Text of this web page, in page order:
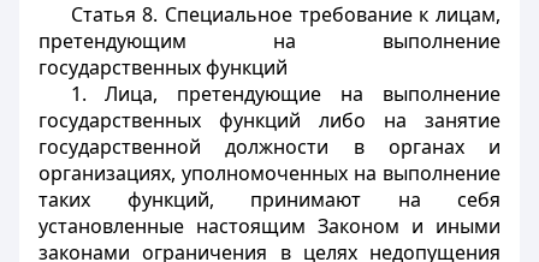
Статья 8. Специальное требование к лицам,
претендующим на выполнение
государственных функций
1. Лица, претендующие на выполнение
государственных функций либо на занятие
государственной должности в органах и
организациях, уполномоченных на выполнение
таких функций, принимают на себя
установленные настоящим Законом и иными
законами ограничения в целях недопущения